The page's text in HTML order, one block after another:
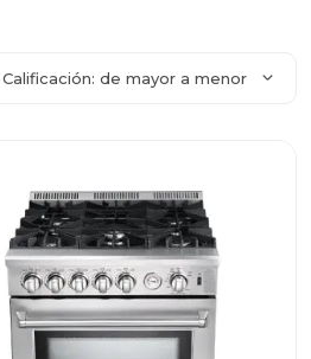
Calificación: de mayor a menor